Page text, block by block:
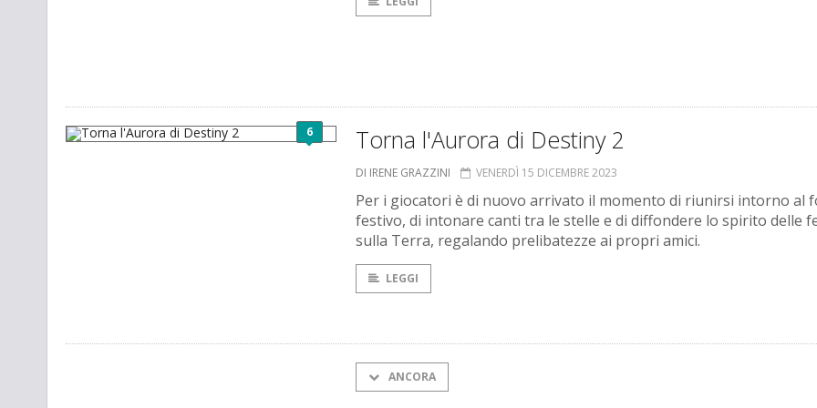
6 Torna l'Aurora di Destiny 2
DI IRENE GRAZZINI VENERDÌ 15 DICEMBRE 2023
Per i giocatori è di nuovo arrivato il momento di riunirsi intorno al
festivo, di intonare canti tra le stelle e di diffondere lo spirito delle
sulla Terra, regalando prelibatezze ai propri amici.
LEGGI
ANCORA